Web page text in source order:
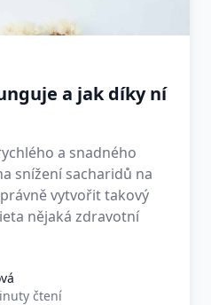
a jak díky ní
a snadného
snížení sacharidů na
vytvořit takový
nějaká zdravotní
čtení